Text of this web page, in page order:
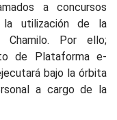
a concursos
la utilización de la
Chamilo. Por ello;
de Plataforma e-
bajo la órbita
a cargo de la